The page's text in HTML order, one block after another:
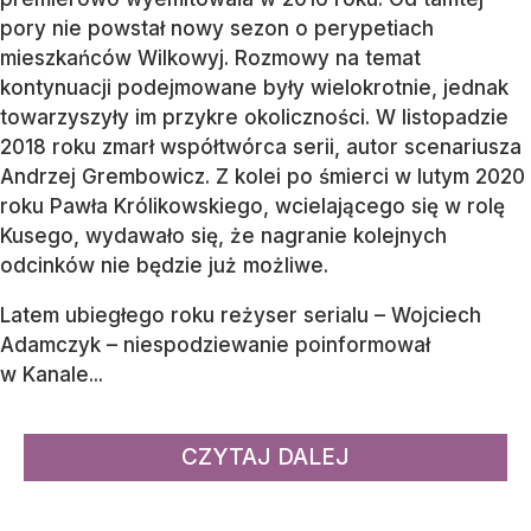
pory nie powstał nowy sezon o perypetiach
mieszkańców Wilkowyj. Rozmowy na temat
kontynuacji podejmowane były wielokrotnie, jednak
towarzyszyły im przykre okoliczności. W listopadzie
2018 roku zmarł współtwórca serii, autor scenariusza
Andrzej Grembowicz. Z kolei po śmierci w lutym 2020
roku Pawła Królikowskiego, wcielającego się w rolę
Kusego, wydawało się, że nagranie kolejnych
odcinków nie będzie już możliwe.
Latem ubiegłego roku reżyser serialu – Wojciech
Adamczyk – niespodziewanie poinformował
w Kanale...
CZYTAJ DALEJ